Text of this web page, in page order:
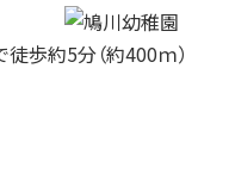
歩約5分（約400ｍ）